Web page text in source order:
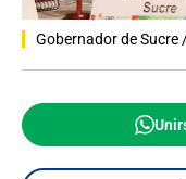
Gobernador de Sucre